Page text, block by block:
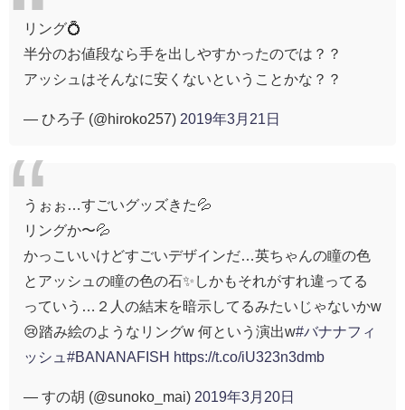
リング💍
半分のお値段なら手を出しやすかったのでは？？
アッシュはそんなに安くないということかな？？
— ひろ子 (@hiroko257) 2019年3月21日
うぉぉ…すごいグッズきた💦
リングか〜💦
かっこいいけどすごいデザインだ…英ちゃんの瞳の色
とアッシュの瞳の色の石✨しかもそれがすれ違ってる
っていう…２人の結末を暗示してるみたいじゃないかw
😢踏み絵のようなリングw 何という演出w#バナナフィ
ッシュ #BANANAFISH https://t.co/iU323n3dmb
— すの胡 (@sunoko_mai) 2019年3月20日